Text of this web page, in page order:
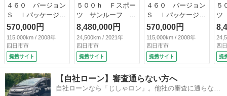
４６０ バージョン
Ｓ Ｉパッケージ
内装色バーズアイ
ホイール１９インチ
ＡＷ 黒革 サンル
ーフ ＥＴＣ エア
ーシート スマート
キーＸ２ エアサス
コントローラー
（検9.6）
570,000円
115,000km / 2008年
四日市市
提携サイト
５００ｈ Ｆスポー
ツ サンルーフ 黒
革シート デジタル
インナーミラー ２
０ＡＷ パノラミッ
クビューモニター
純正ナビ・ＴＶ Ｈ
ＵＤ レクサスセー
フティシステム Ｂ
ＳＭ シートヒータ
8,480,000円
24,500km / 2021年
四日市市
提携サイト
４６０ バージョン
Ｓ Ｉパッケージ
内装色バーズアイ
ホイール１９インチ
ＡＷ 黒革 サンル
ーフ ＥＴＣ エア
ーシート スマート
キーＸ２ エアサス
コントローラー
（検9.6）
570,000円
115,000km / 2008年
四日市市
提携サイト
５
ツ
革
イ
０
ク
純
Ｓ
四
提
【自社ローン】審査通らない方へ
自社ローンなら「じしゃロン」。他社の審査に通らなか